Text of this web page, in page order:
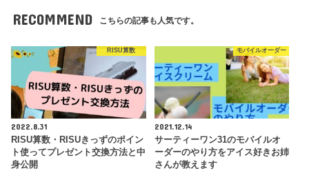
RECOMMEND こちらの記事も人気です。
RISU算数
2022.8.31
RISU算数・RISUきっずのポイン
ト使ってプレゼント交換方法と中
身公開
モバイルオーダー
2021.12.14
サーティーワン31のモバイルオ
ーダーのやり方をアイス好きお姉
さんが教えます